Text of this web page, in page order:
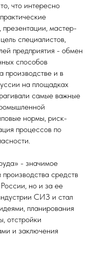
что интересно
мастер-
специалистов,
предприятия - обмен
способов
производстве и в
на площадках
самые важные
нормы, риск-
процессов по
- значимое
средств
но и за ее
СИЗ и стал
планирования
отстройки
и заключения